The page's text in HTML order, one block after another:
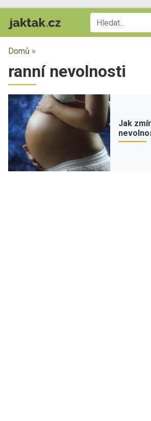
Domů »
ranní nevolnosti
Jak